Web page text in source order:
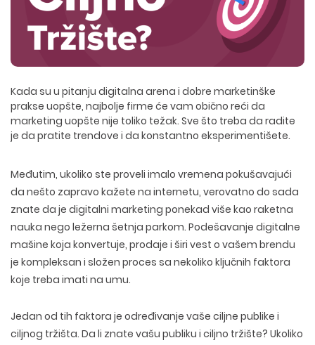
Kada su u pitanju digitalna arena i dobre marketinške
prakse uopšte, najbolje firme će vam obično reći da
marketing uopšte nije toliko težak. Sve što treba da radite
je da pratite trendove i da konstantno eksperimentišete.
Međutim, ukoliko ste proveli imalo vremena pokušavajući
da nešto zapravo kažete na internetu, verovatno do sada
znate da je digitalni marketing ponekad više kao raketna
nauka nego ležerna šetnja parkom. Podešavanje digitalne
mašine koja konvertuje, prodaje i širi vest o vašem brendu
je kompleksan i složen proces sa nekoliko ključnih faktora
koje treba imati na umu.
Jedan od tih faktora je određivanje vaše ciljne publike i
ciljnog tržišta. Da li znate vašu publiku i ciljno tržište? Ukoliko